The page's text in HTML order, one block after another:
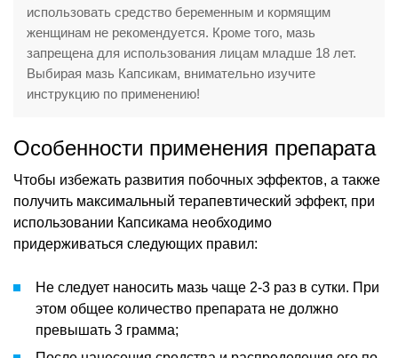
использовать средство беременным и кормящим
женщинам не рекомендуется. Кроме того, мазь
запрещена для использования лицам младше 18 лет.
Выбирая мазь Капсикам, внимательно изучите
инструкцию по применению!
Особенности применения препарата
Чтобы избежать развития побочных эффектов, а также
получить максимальный терапевтический эффект, при
использовании Капсикама необходимо
придерживаться следующих правил:
Не следует наносить мазь чаще 2-3 раз в сутки. При
этом общее количество препарата не должно
превышать 3 грамма;